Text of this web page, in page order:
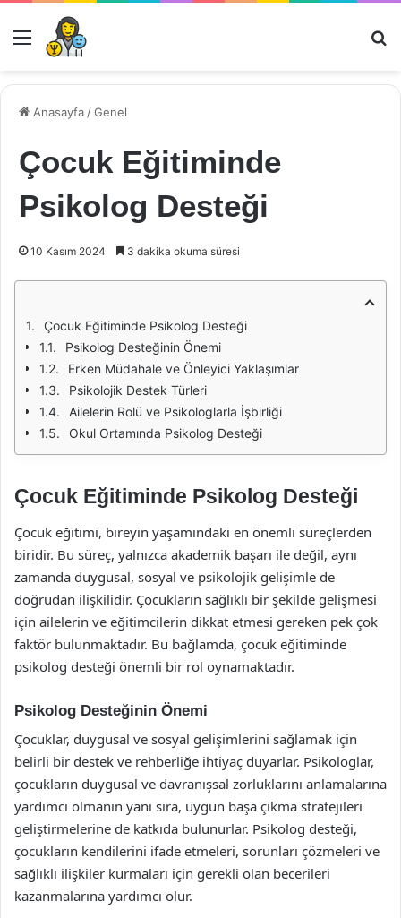
Menü
Anasayfa /Genel
Çocuk Eğitiminde
Psikolog Desteği
10 Kasım 2024 3 dakika okuma süresi
Çocuk Eğitiminde Psikolog Desteği
Psikolog Desteğinin Önemi
Erken Müdahale ve Önleyici Yaklaşımlar
Psikolojik Destek Türleri
Ailelerin Rolü ve Psikologlarla İşbirliği
Okul Ortamında Psikolog Desteği
Çocuk Eğitiminde Psikolog Desteği
Çocuk eğitimi, bireyin yaşamındaki en önemli süreçlerden
biridir. Bu süreç, yalnızca akademik başarı ile değil, aynı
zamanda duygusal, sosyal ve psikolojik gelişimle de
doğrudan ilişkilidir. Çocukların sağlıklı bir şekilde gelişmesi
için ailelerin ve eğitimcilerin dikkat etmesi gereken pek çok
faktör bulunmaktadır. Bu bağlamda, çocuk eğitiminde
psikolog desteği önemli bir rol oynamaktadır.
Psikolog Desteğinin Önemi
Çocuklar, duygusal ve sosyal gelişimlerini sağlamak için
belirli bir destek ve rehberliğe ihtiyaç duyarlar. Psikologlar,
çocukların duygusal ve davranışsal zorluklarını anlamalarına
yardımcı olmanın yanı sıra, uygun başa çıkma stratejileri
geliştirmelerine de katkıda bulunurlar. Psikolog desteği,
çocukların kendilerini ifade etmeleri, sorunları çözmeleri ve
sağlıklı ilişkiler kurmaları için gerekli olan becerileri
kazanmalarına yardımcı olur.